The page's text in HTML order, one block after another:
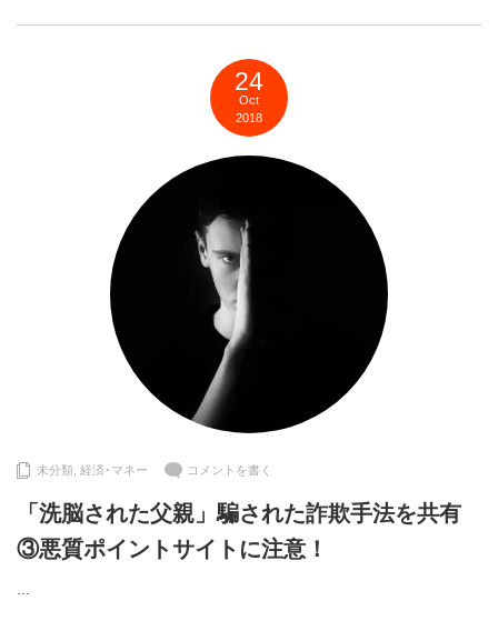
24
Oct
2018
未分類 経済･マネー コメントを書く
「洗脳された父親」騙された詐欺手法を共有
③悪質ポイントサイトに注意！
…